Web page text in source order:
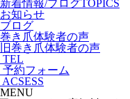
新着情報/ブログTOPICS
お知らせ
ブログ
巻き爪体験者の声
旧巻き爪体験者の声
TEL
予約フォーム
ACSESS
MENU